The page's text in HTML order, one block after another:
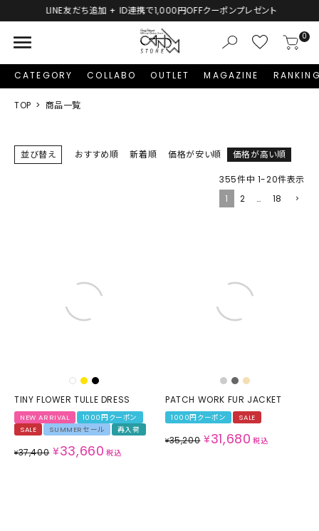
LINE友だち追加 + ID連携で1,000円OFFクーポンプレゼント
menu 0
CATEGORY COLLABO OUTLET MAGAZINE
TOP 商品一覧
並び替え おすすめ順 新着順 価格が安い順 価格が高い順
355件中 1-20件表示
1
2 … 18
TINY FLOWER TULLE DRESS
NEW ARRIVAL
1000円クーポン
SALE
SUMMERセール 再入荷
¥37,400 ¥33,660 税込
PATCH WORK FUR JACKET
1000円クーポン SALE
¥35,200 ¥31,680 税込